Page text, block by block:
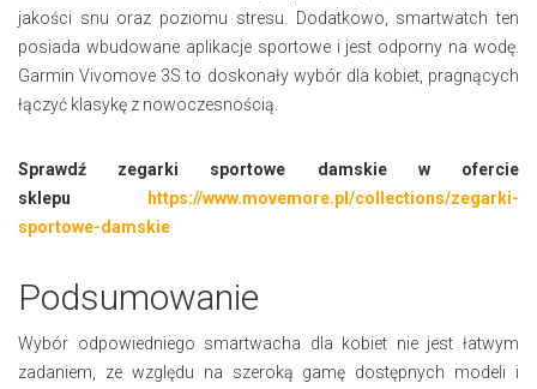
jakości snu oraz poziomu stresu. Dodatkowo, smartwatch ten
posiada wbudowane aplikacje sportowe i jest odporny na wodę.
Garmin Vivomove 3S to doskonały wybór dla kobiet, pragnących
łączyć klasykę z nowoczesnością.
Sprawdź zegarki sportowe damskie w ofercie
sklepu
https://www.movemore.pl/collections/zegarki-
sportowe-damskie
Podsumowanie
Wybór odpowiedniego smartwacha dla kobiet nie jest łatwym
zadaniem, ze względu na szeroką gamę dostępnych modeli i